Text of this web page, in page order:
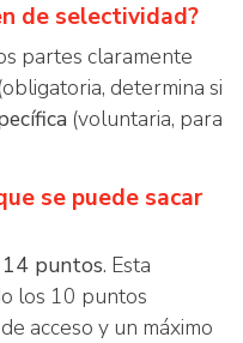
de selectividad?
partes claramente
determina si
(voluntaria, para
se puede sacar
14 puntos. Esta
los 10 puntos
acceso y un máximo